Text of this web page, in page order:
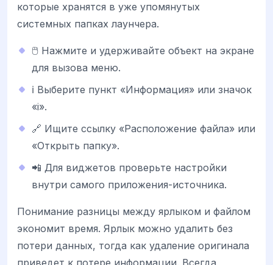
которые хранятся в уже упомянутых
системных папках лаунчера.
🖱️ Нажмите и удерживайте объект на экране
для вызова меню.
ℹ️ Выберите пункт «Информация» или значок
«i».
🔗 Ищите ссылку «Расположение файла» или
«Открыть папку».
📲 Для виджетов проверьте настройки
внутри самого приложения-источника.
Понимание разницы между ярлыком и файлом
экономит время. Ярлык можно удалить без
потери данных, тогда как удаление оригинала